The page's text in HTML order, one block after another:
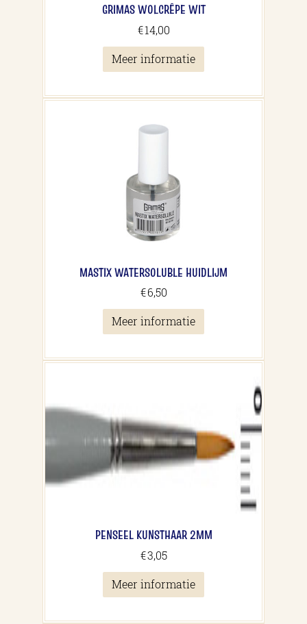
GRIMAS WOLCRÊPE WIT
€14,00
Meer informatie
MASTIX WATERSOLUBLE HUIDLIJM
€6,50
Meer informatie
PENSEEL KUNSTHAAR 2MM
€3,05
Meer informatie